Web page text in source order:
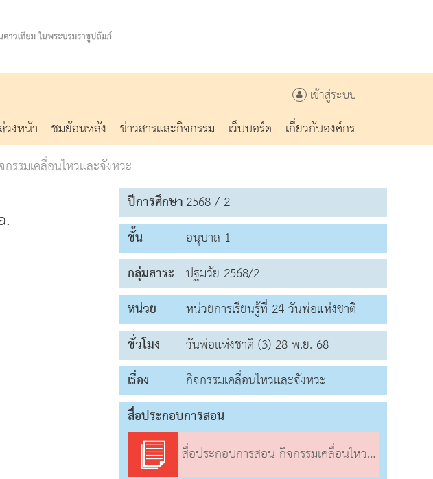
เข้าสู่ระบบ
งหน้า ชมย้อนหลัง ข่าวสารและกิจกรรม เว็บบอร์ด
เกี่ยวกับองค์กร
รรมเคลื่อนไหวและจังหวะ
ปีการศึกษา2568 / 2
ชั้น
อนุบาล 1
กลุ่มสาระ ปฐมวัย 2568/2
หน่วย
หน่วยการเรียนรู้ที่ 24 วันพ่อแห่งชาติ
ชั่วโมง
วันพ่อแห่งชาติ (3) 28 พ.ย. 68
เรื่อง
กิจกรรมเคลื่อนไหวและจังหวะ
สื่อประกอบการสอน
สื่อประกอบการสอน กิจกรรมเคลื่อนไหวและจังหวะ